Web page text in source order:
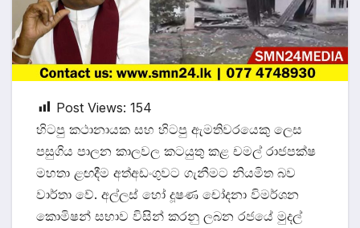
Post Views: 154
හිටපු කථානායක සහ හිටපු ඇමතිවරයෙකු ලෙස
පසුගිය පාලන කාලවල කටයුතු කළ චමල් රාජපක්ෂ
මහතා ළඟදීම අත්අඩංගුවට ගැනීමට නියමිත බව
වාර්තා වේ. අල්ලස් හෝ දූෂණ චෝදනා විමර්ශන
කොමිෂන් සභාව විසින් කරනු ලබන රජයේ මුදල්